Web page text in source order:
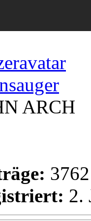
ARCH
3762
2.